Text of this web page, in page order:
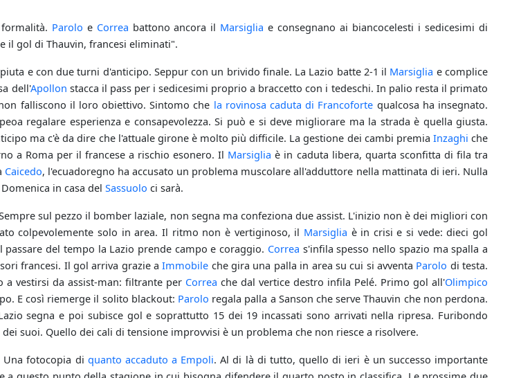
Parolo e Correa battono ancora il Marsiglia e consegnano ai biancocelesti i sedicesimi di
il gol di Thauvin, francesi eliminati".
e con due turni d'anticipo. Seppur con un brivido finale. La Lazio batte 2-1 il Marsiglia e complice
dell'Apollon stacca il pass per i sedicesimi proprio a braccetto con i tedeschi. In palio resta il primato
falliscono il loro obiettivo. Sintomo che la rovinosa caduta di Francoforte qualcosa ha insegnato.
regalare esperienza e consapevolezza. Si può e si deve migliorare ma la strada è quella giusta.
ma c'è da dire che l'attuale girone è molto più difficile. La gestione dei cambi premia Inzaghi che
a Roma per il francese a rischio esonero. Il Marsiglia è in caduta libera, quarta sconfitta di fila tra
Caicedo, l'ecuadoregno ha accusato un problema muscolare all'adduttore nella mattinata di ieri. Nulla
in casa del Sassuolo ci sarà.
sul pezzo il bomber laziale, non segna ma confeziona due assist. L'inizio non è dei migliori con
colpevolemente solo in area. Il ritmo non è vertiginoso, il Marsiglia è in crisi e si vede: dieci gol
passare del tempo la Lazio prende campo e coraggio. Correa s'infila spesso nello spazio ma spalla a
francesi. Il gol arriva grazie aImmobile che gira una palla in area su cui si avventa Parolo di testa.
a vestirsi da assist-man: filtrante per Correa che dal vertice destro infila Pelé. Primo gol all'Olimpico
E così riemerge il solito blackout: Parolo regala palla a Sanson che serve Thauvin che non perdona.
segna e poi subisce gol e soprattutto 15 dei 19 incassati sono arrivati nella ripresa. Furibondo
suoi. Quello dei cali di tensione improvvisi è un problema che non riesce a risolvere.
Una fotocopia di quanto accaduto a Empoli. Al di là di tutto, quello di ieri è un successo importante